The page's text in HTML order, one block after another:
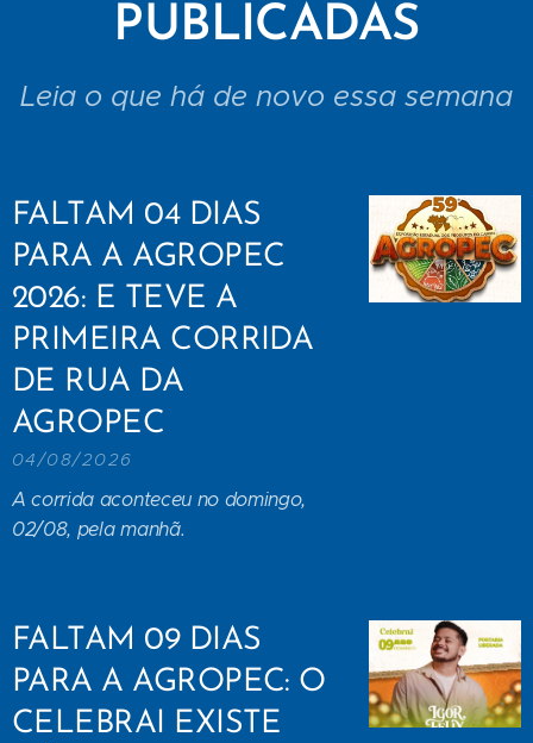
PUBLICADAS
Leia o que há de novo essa semana
FALTAM 04 DIAS
PARA A AGROPEC
2026: E TEVE A
PRIMEIRA CORRIDA
DE RUA DA
AGROPEC
04/08/2026
A corrida aconteceu no domingo,
02/08, pela manhã.
FALTAM 09 DIAS
PARA A AGROPEC: O
CELEBRAI EXISTE